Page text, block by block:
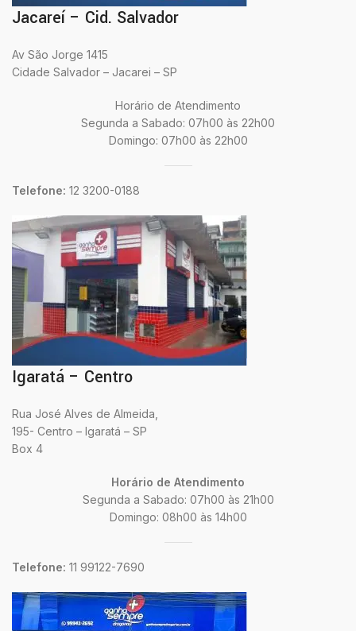
Jacareí – Cid. Salvador
Av São Jorge 1415
Cidade Salvador – Jacarei – SP
Horário de Atendimento
Segunda a Sabado: 07h00 às 22h00
Domingo: 07h00 às 22h00
Telefone: 12 3200-0188
Igaratá – Centro
Rua José Alves de Almeida,
195- Centro – Igaratá – SP
Box 4
Horário de Atendimento
Segunda a Sabado: 07h00 às 21h00
Domingo: 08h00 às 14h00
Telefone: 11 99122-7690